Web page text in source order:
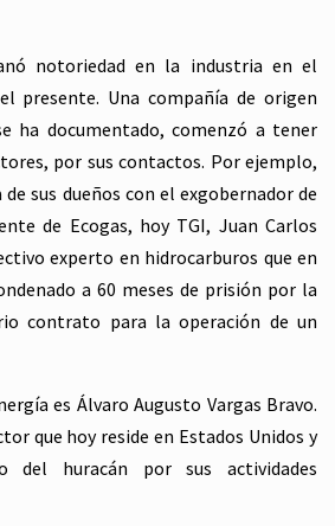
notoriedad en la industria en el
presente. Una compañía de origen
ha documentado, comenzó a tener
por sus contactos. Por ejemplo,
sus dueños con el exgobernador de
de Ecogas, hoy TGI, Juan Carlos
experto en hidrocarburos que en
a 60 meses de prisión por la
contrato para la operación de un
es Álvaro Augusto Vargas Bravo.
que hoy reside en Estados Unidos y
huracán por sus actividades